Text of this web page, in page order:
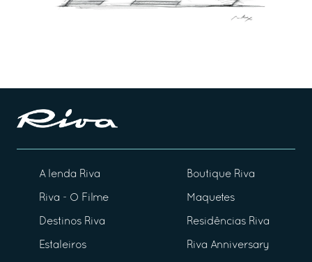
A lenda Riva
Riva - O Filme
Destinos Riva
Estaleiros
Boutique Riva
Maquetes
Residências Riva
Riva Anniversary